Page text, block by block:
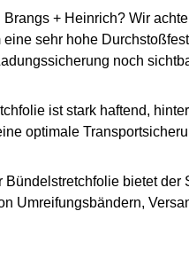
+ Heinrich? Wir
sehr hohe
noch
ist stark haftend,
optimale
Bündelstretchfolie bietet
Umreifungsbändern,